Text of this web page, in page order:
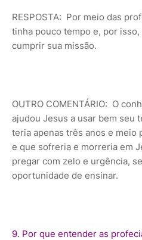
RESPOSTA: Por meio das
tinha pouco tempo e, por
cumprir sua missão.
OUTRO COMENTÁRIO: O
ajudou Jesus a usar bem seu
teria apenas três anos e meio
e que sofreria e morreria em
pregar com zelo e urgência,
oportunidade de ensinar.
9. Por que entender as